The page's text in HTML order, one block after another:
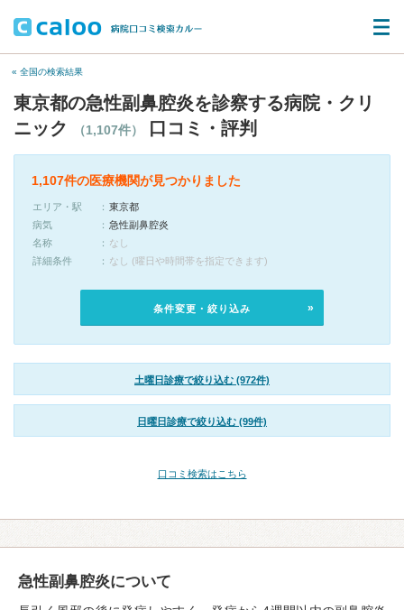
« 全国の検索結果
東京都の急性副鼻腔炎を診察する病院・クリ
ニック
（1,107件） 口コミ・評判
1,107件の医療機関が見つかりました
エリア・駅
東京都
病気
急性副鼻腔炎
名称
なし
詳細条件
なし (曜日や時間帯を指定できます)
条件変更・絞り込み
土曜日診療で絞り込む (972件)
日曜日診療で絞り込む (99件)
口コミ検索はこちら
急性副鼻腔炎について